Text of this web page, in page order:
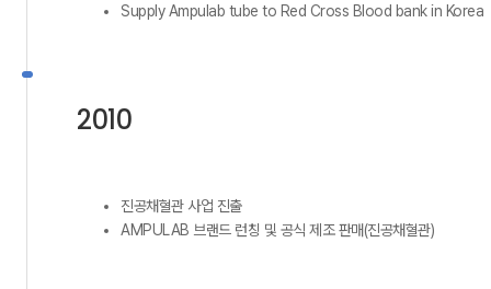
Supply Ampulab tube to Red Cross Blood bank in Korea
2010
진공채혈관 사업 진출
AMPULAB 브랜드 런칭 및 공식 제조 판매(진공채혈관)